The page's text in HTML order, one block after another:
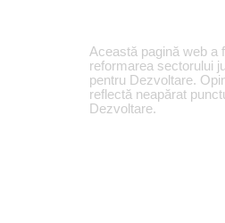
Această pagină web a
reformarea sectorului
pentru Dezvoltare.
reflectă neapărat
Dezvoltare.